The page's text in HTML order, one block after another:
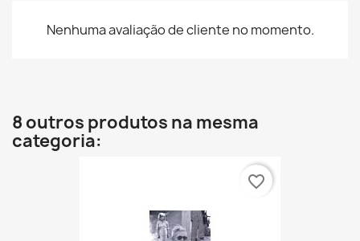
Nenhuma avaliação de cliente no momento.
8 outros produtos na mesma
categoria:
favorite_border